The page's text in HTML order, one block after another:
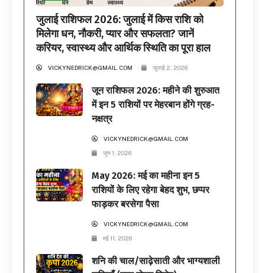
जुलाई राशिफल 2026: जुलाई में किस राशि को
मिलेगा धन, नौकरी, प्यार और सफलता? जानें
करियर, स्वास्थ्य और आर्थिक स्थिति का पूरा हाल
VICKYNEDRICK@GMAIL.COM जुलाई 2, 2026
जून राशिफल 2026: महीने की शुरुआत
में इन 5 राशियों पर मेहरबान होंगे ग्रह-
नक्षत्र
VICKYNEDRICK@GMAIL.COM
जून 1, 2026
May 2026: मई का महीना इन 5
राशियों के लिए रहेगा बेहद शुभ, छप्पर
फाड़कर बरसेगा पैसा
VICKYNEDRICK@GMAIL.COM
मई 11, 2026
शनि की चाल/साढ़ेसाती और भाग्यशाली